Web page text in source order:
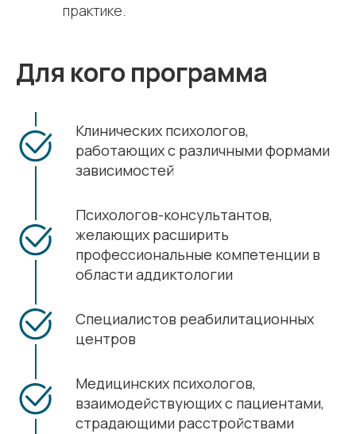
практике.
Для кого программа
Клинических психологов,
работающих с различными формами
зависимостей
Психологов-консультантов,
желающих расширить
профессиональные компетенции в
области аддиктологии
Специалистов реабилитационных
центров
Медицинских психологов,
взаимодействующих с пациентами,
страдающими расстройствами